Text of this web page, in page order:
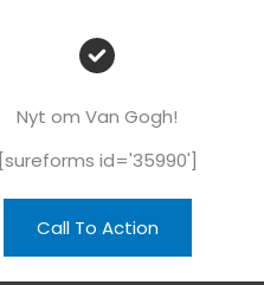
Nyt om Van Gogh!
[sureforms id='35990']
Call To Action